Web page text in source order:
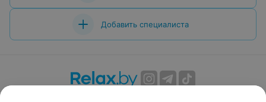
Добавить специалиста